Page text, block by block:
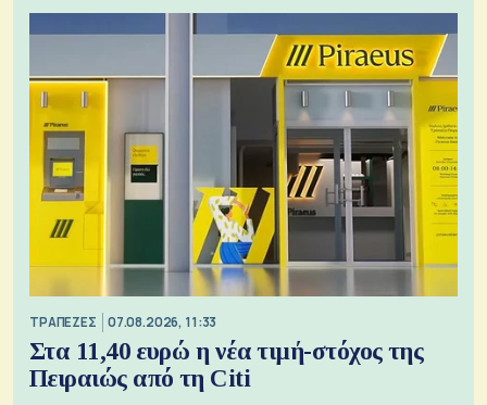
ΤΡΑΠΕΖΕΣ 07.08.2026, 11:33
Στα 11,40 ευρώ η νέα τιμή-στόχος της
Πειραιώς από τη Citi